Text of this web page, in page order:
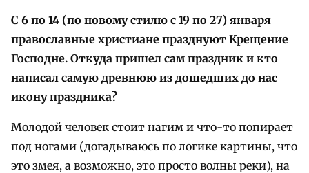
С 6 по 14 (по новому стилю с 19 по 27) января
православные христиане празднуют Крещение
Господне. Откуда пришел сам праздник и кто
написал самую древнюю из дошедших до нас
икону праздника?
Молодой человек стоит нагим и что-то попирает
под ногами (догадываюсь по логике картины, что
это змея, а возможно, это просто волны реки), на